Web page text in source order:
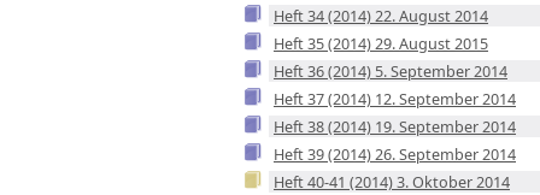
Heft 34 (2014) 22. August 2014
Heft 35 (2014) 29. August 2015
Heft 36 (2014) 5. September 2014
Heft 37 (2014) 12. September 2014
Heft 38 (2014) 19. September 2014
Heft 39 (2014) 26. September 2014
Heft 40-41 (2014) 3. Oktober 2014